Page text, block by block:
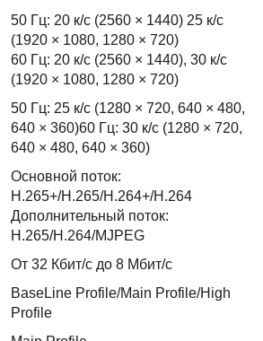
50 Гц: 20 к/с (2560 × 1440) 25 к/с
(1920 × 1080, 1280 × 720)
60 Гц: 20 к/с (2560 × 1440), 30 к/с
(1920 × 1080, 1280 × 720)
50 Гц: 25 к/с (1280 × 720, 640 × 480,
640 × 360)60 Гц: 30 к/с (1280 × 720,
640 × 480, 640 × 360)
Основной поток:
H.265+/H.265/H.264+/H.264
Дополнительный поток:
H.265/H.264/MJPEG
От 32 Кбит/с до 8 Мбит/с
BaseLine Profile/Main Profile/High
Profile